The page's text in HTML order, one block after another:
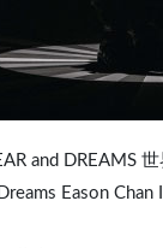
and DREAMS
Eason Chan